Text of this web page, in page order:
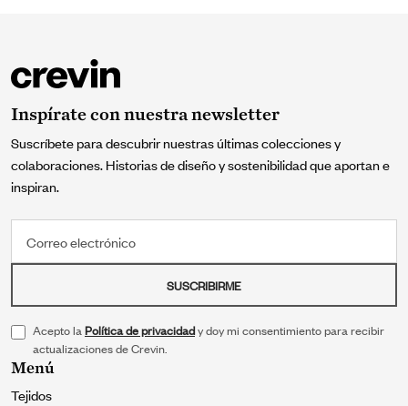
Inspírate con nuestra newsletter
Suscríbete para descubrir nuestras últimas colecciones y
colaboraciones. Historias de diseño y sostenibilidad que aportan e
inspiran.
SUSCRIBIRME
Acepto laPolítica de privacidady doy mi consentimiento para recibir
actualizaciones de Crevin.
Menú
Tejidos